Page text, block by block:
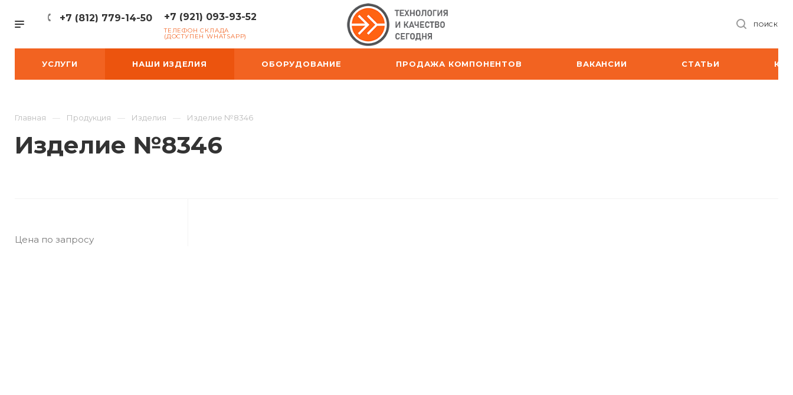
+7 (812) 779-14-50 +7 (921) 093-93-52
ТЕЛЕФОН СКЛАДА
(ДОСТУПЕН WHATSAPP)
ПОИСК
УСЛУГИ НАШИ ИЗДЕЛИЯ ОБОРУДОВАНИЕ ПРОДАЖА КОМПОНЕНТОВ ВАКАНСИИ СТАТЬИ
Главная Продукция Изделия Изделие №8346
Изделие №8346
Цена по запросу